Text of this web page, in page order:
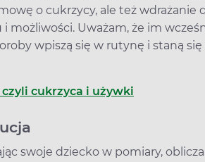
o cukrzycy, ale też wdrażanie
możliwości. Uważam, że im
wpiszą się w rutynę i staną się
cukrzyca i używki
swoje dziecko w pomiary,